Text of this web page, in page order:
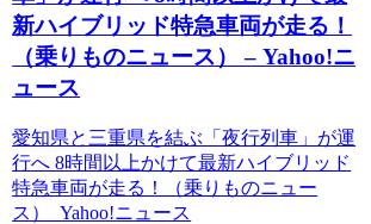
新ハイブリッド特急車両が走る！
（乗りものニュース） – Yahoo!ニ
ュース
愛知県と三重県を結ぶ「夜行列車」が運
行へ 8時間以上かけて最新ハイブリッド
特急車両が走る！（乗りものニュー
ス） Yahoo!ニュース